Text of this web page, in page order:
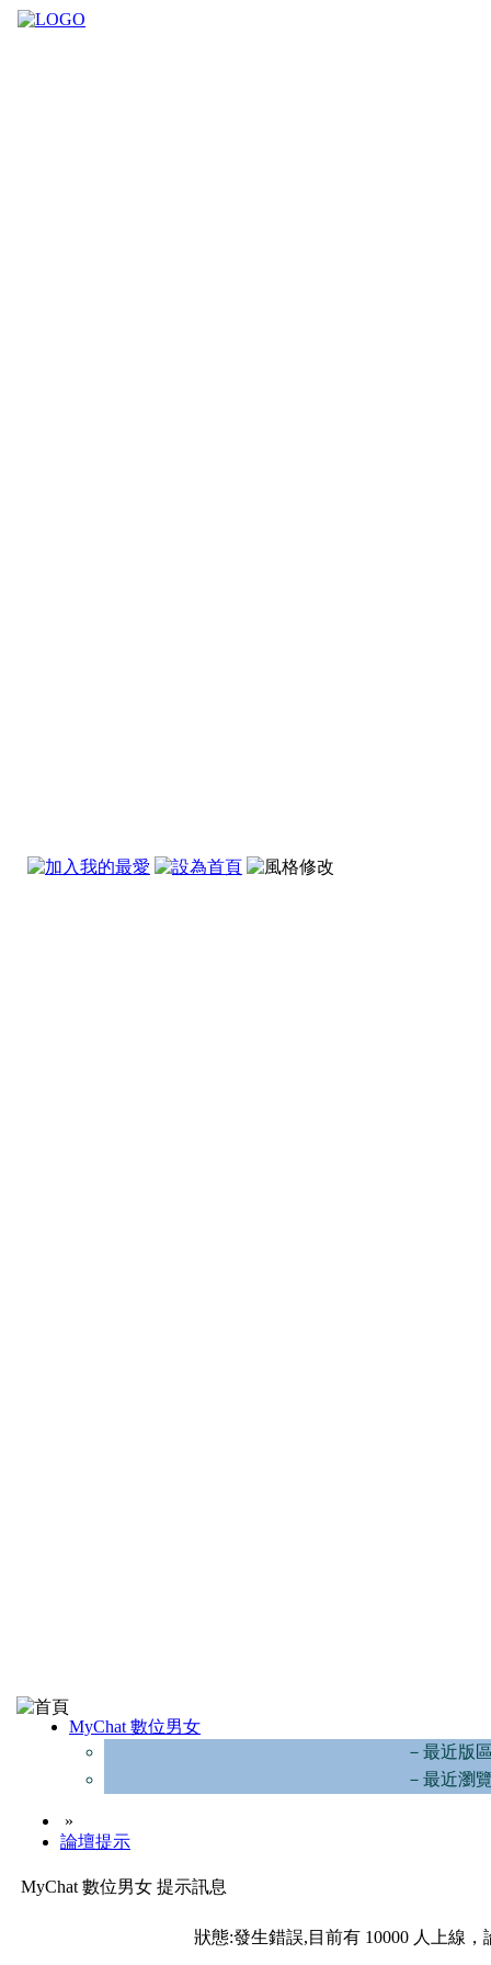
MyChat 數位男女
－最近版
－最近瀏
»
論壇提示
MyChat 數位男女 提示訊息
狀態:發生錯誤,目前有 10000 人上線